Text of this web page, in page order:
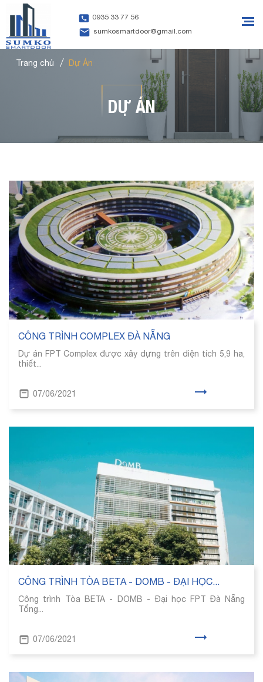
0935 33 77 56
sumkosmartdoor@gmail.com
Trang chủ Dự Án
DỰ ÁN
CÔNG TRÌNH COMPLEX ĐÀ NẴNG
Dự án FPT Complex được xây dựng trên diện tích 5,9 ha,
thiết...
07/06/2021
CÔNG TRÌNH TÒA BETA - DOMB - ĐẠI HỌC...
Công trình Tòa BETA - DOMB - Đại học FPT Đà Nẵng
Tổng...
07/06/2021